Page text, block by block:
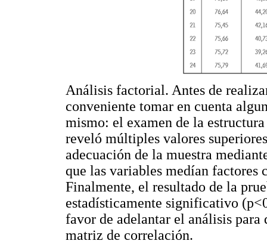
Análisis factorial. Antes de
conveniente tomar en cuenta
mismo: el examen de la
reveló múltiples valores
adecuación de la muestra
que las variables medían factores
Finalmente, el resultado de la
estadísticamente significativo
favor de adelantar el análisis para
matriz de correlación.